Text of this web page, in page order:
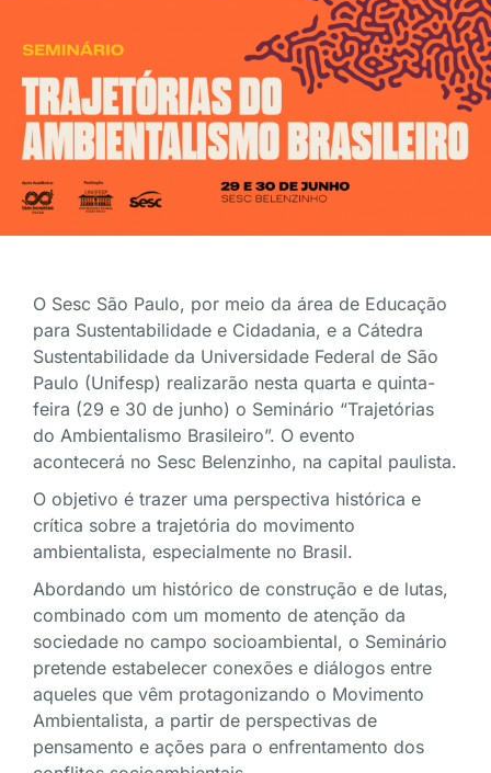
O Sesc São Paulo, por meio da área de Educação
para Sustentabilidade e Cidadania, e a Cátedra
Sustentabilidade da Universidade Federal de São
Paulo (Unifesp) realizarão nesta quarta e quinta-
feira (29 e 30 de junho) o Seminário “Trajetórias
do Ambientalismo Brasileiro”. O evento
acontecerá no Sesc Belenzinho, na capital paulista.
O objetivo é trazer uma perspectiva histórica e
crítica sobre a trajetória do movimento
ambientalista, especialmente no Brasil.
Abordando um histórico de construção e de lutas,
combinado com um momento de atenção da
sociedade no campo socioambiental, o Seminário
pretende estabelecer conexões e diálogos entre
aqueles que vêm protagonizando o Movimento
Ambientalista, a partir de perspectivas de
pensamento e ações para o enfrentamento dos